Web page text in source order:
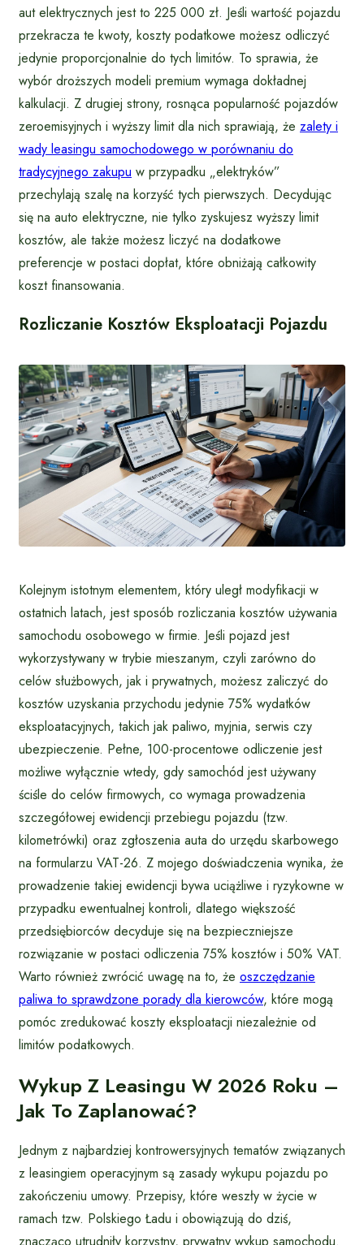
aut elektrycznych jest to 225 000 zł. Jeśli wartość pojazdu
przekracza te kwoty, koszty podatkowe możesz odliczyć
jedynie proporcjonalnie do tych limitów. To sprawia, że
wybór droższych modeli premium wymaga dokładnej
kalkulacji. Z drugiej strony, rosnąca popularność pojazdów
zeroemisyjnych i wyższy limit dla nich sprawiają, że zalety i
wady leasingu samochodowego w porównaniu do
tradycyjnego zakupu w przypadku „elektryków”
przechylają szalę na korzyść tych pierwszych. Decydując
się na auto elektryczne, nie tylko zyskujesz wyższy limit
kosztów, ale także możesz liczyć na dodatkowe
preferencje w postaci dopłat, które obniżają całkowity
koszt finansowania.
Rozliczanie Kosztów Eksploatacji Pojazdu
Kolejnym istotnym elementem, który uległ modyfikacji w
ostatnich latach, jest sposób rozliczania kosztów używania
samochodu osobowego w firmie. Jeśli pojazd jest
wykorzystywany w trybie mieszanym, czyli zarówno do
celów służbowych, jak i prywatnych, możesz zaliczyć do
kosztów uzyskania przychodu jedynie 75% wydatków
eksploatacyjnych, takich jak paliwo, myjnia, serwis czy
ubezpieczenie. Pełne, 100-procentowe odliczenie jest
możliwe wyłącznie wtedy, gdy samochód jest używany
ściśle do celów firmowych, co wymaga prowadzenia
szczegółowej ewidencji przebiegu pojazdu (tzw.
kilometrówki) oraz zgłoszenia auta do urzędu skarbowego
na formularzu VAT-26. Z mojego doświadczenia wynika, że
prowadzenie takiej ewidencji bywa uciążliwe i ryzykowne w
przypadku ewentualnej kontroli, dlatego większość
przedsiębiorców decyduje się na bezpieczniejsze
rozwiązanie w postaci odliczenia 75% kosztów i 50% VAT.
Warto również zwrócić uwagę na to, że oszczędzanie
paliwa to sprawdzone porady dla kierowców, które mogą
pomóc zredukować koszty eksploatacji niezależnie od
limitów podatkowych.
Wykup Z Leasingu W 2026 Roku –
Jak To Zaplanować?
Jednym z najbardziej kontrowersyjnych tematów związanych
z leasingiem operacyjnym są zasady wykupu pojazdu po
zakończeniu umowy. Przepisy, które weszły w życie w
ramach tzw. Polskiego Ładu i obowiązują do dziś,